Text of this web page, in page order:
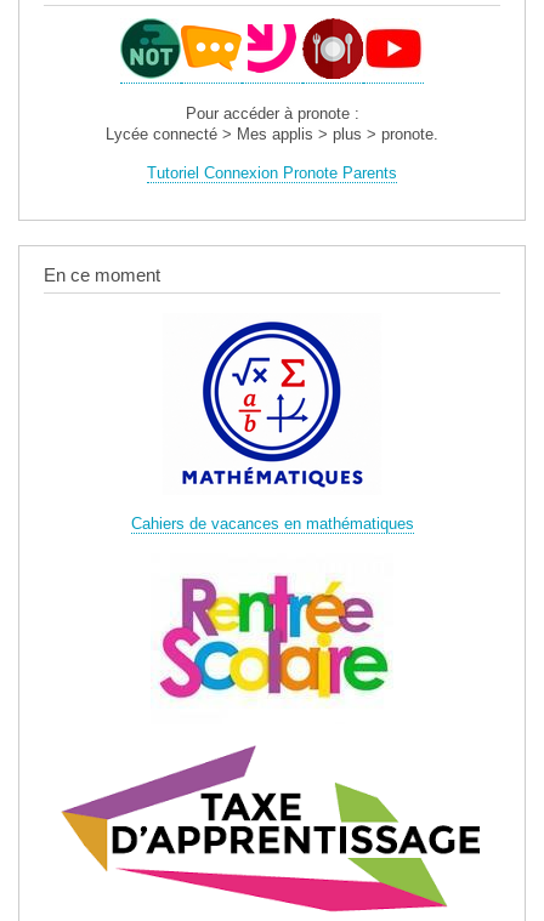
Pour accéder à pronote :
Lycée connecté > Mes applis > plus > pronote.
Tutoriel Connexion Pronote Parents
En ce moment
Cahiers de vacances en mathématiques